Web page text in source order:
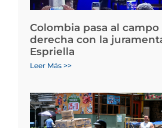
Colombia pasa al
derecha con la
Espriella
Leer Más >>